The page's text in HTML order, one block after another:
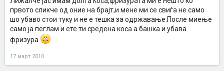
првото сликче од оние на брајт,и мене ми се свиѓа не само
шо убаво стои туку и не е тешка за одржавање.После миење
само ја пеглам и ете ти средена коса а башка и убава
фризура
17 март 2010